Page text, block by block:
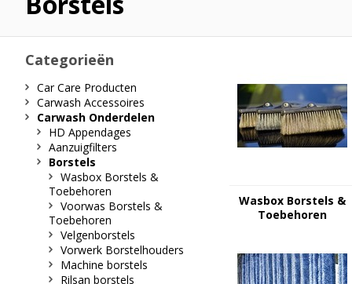
Wasbox Borstels &
Toebehoren
Categorieën
Car Care Producten
Carwash Accessoires
Carwash Onderdelen
HD Appendages
Aanzuigfilters
Borstels
Wasbox Borstels &
Toebehoren
Voorwas Borstels &
Toebehoren
Velgenborstels
Vorwerk Borstelhouders
Machine borstels
Rilsan borstels